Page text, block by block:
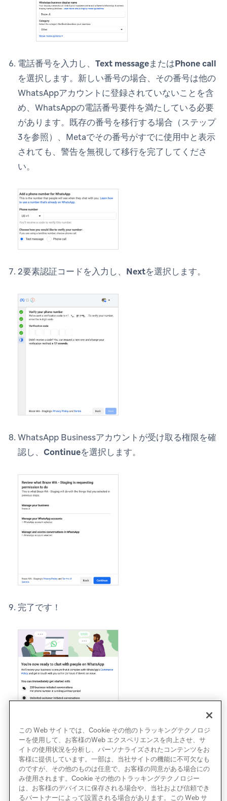
電話番号を入力し、 Text messageまたはPhone call
を選択します。新しい番号の場合、その番号は他の
WhatsAppアカウントに登録されていないことを含
め、WhatsAppの電話番号要件を満たしている必要
があります。既存の番号を移行する場合（ステップ
3を参照）、Metaでその番号がすでに使用中と表示
されても、警告を無視して移行を完了してくださ
い。
2要素認証コードを入力し、 Nextを選択します。
WhatsApp Businessアカウントが受け取る権限を確
認し、 Continueを選択します。
完了です！
この Web サイトでは、Cookie その他のトラッキングテクノロジ
ーを使用して、お客様のWeb エクスペリエンスを向上させ、サ
イトの使用状況を分析し、パーソナライズされたコンテンツをお
客様に提供しています。一部は、当社サイトの機能に不可欠なも
のですが、その他のものは任意で、お客様の同意がある場合にの
み使用されます。Cookie その他のトラッキングテクノロジー
は、お客様のデバイスに保存される場合や、当社および信頼でき
るパートナーによって設置される場合があります。この Web サ